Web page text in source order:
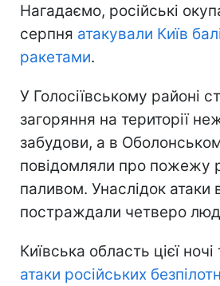
Нагадаємо, російські
серпня атакували Київ
ракетами.
У Голосіївському районі
загоряння на території
забудови, а в
повідомляли про пожежу
паливом. Унаслідок атаки
постраждали четверо
Київська область цієї
атаки російських